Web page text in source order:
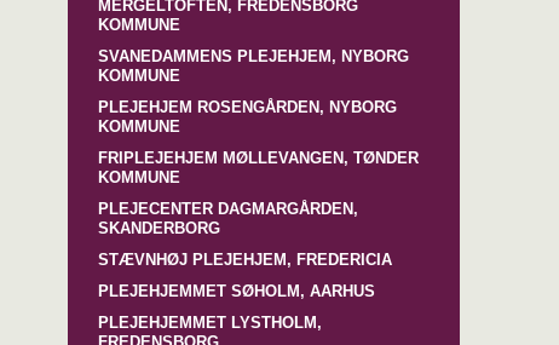
MERGELTOFTEN, FREDENSBORG
KOMMUNE
SVANEDAMMENS PLEJEHJEM, NYBORG
KOMMUNE
PLEJEHJEM ROSENGÅRDEN, NYBORG
KOMMUNE
FRIPLEJEHJEM MØLLEVANGEN, TØNDER
KOMMUNE
PLEJECENTER DAGMARGÅRDEN,
SKANDERBORG
STÆVNHØJ PLEJEHJEM, FREDERICIA
PLEJEHJEMMET SØHOLM, AARHUS
PLEJEHJEMMET LYSTHOLM,